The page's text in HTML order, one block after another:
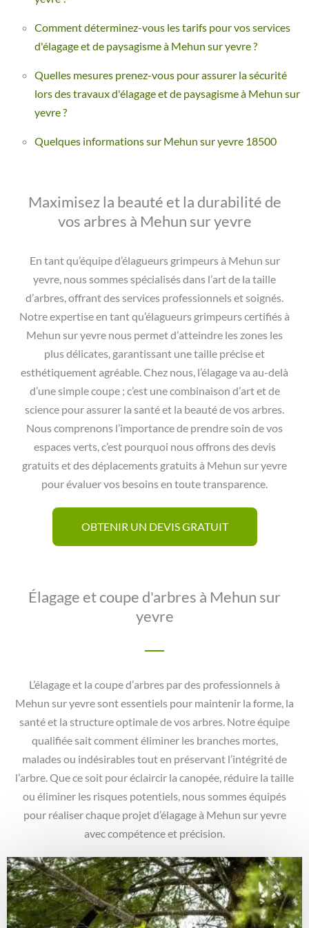
Comment déterminez-vous les tarifs pour vos services
d'élagage et de paysagisme à Mehun sur yevre ?
Quelles mesures prenez-vous pour assurer la sécurité
lors des travaux d'élagage et de paysagisme à Mehun sur
yevre ?
Quelques informations sur Mehun sur yevre 18500
Maximisez la beauté et la durabilité de
vos arbres à Mehun sur yevre
En tant qu’équipe d’élagueurs grimpeurs à Mehun sur
yevre, nous sommes spécialisés dans l’art de la taille
d’arbres, offrant des services professionnels et soignés.
Notre expertise en tant qu’élagueurs grimpeurs certifiés à
Mehun sur yevre nous permet d’atteindre les zones les
plus délicates, garantissant une taille précise et
esthétiquement agréable. Chez nous, l’élagage va au-delà
d’une simple coupe ; c’est une combinaison d’art et de
science pour assurer la santé et la beauté de vos arbres.
Nous comprenons l’importance de prendre soin de vos
espaces verts, c’est pourquoi nous offrons des devis
gratuits et des déplacements gratuits à Mehun sur yevre
pour évaluer vos besoins en toute transparence.
OBTENIR UN DEVIS GRATUIT
Élagage et coupe d'arbres à Mehun sur
yevre
L’élagage et la coupe d’arbres par des professionnels à
Mehun sur yevre sont essentiels pour maintenir la forme, la
santé et la structure optimale de vos arbres. Notre équipe
qualifiée sait comment éliminer les branches mortes,
malades ou indésirables tout en préservant l’intégrité de
l’arbre. Que ce soit pour éclaircir la canopée, réduire la taille
ou éliminer les risques potentiels, nous sommes équipés
pour réaliser chaque projet d’élagage à Mehun sur yevre
avec compétence et précision.